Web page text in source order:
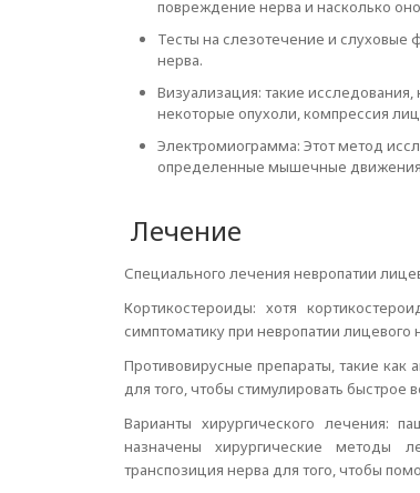
повреждение нерва и насколько
Тесты на слезотечение и слуховые
нерва.
Визуализация: такие исследования,
некоторые опухоли, компрессия
Электромиограмма: Этот метод
определенные мышечные движения
Лечение
Специального лечения невропатии
Кортикостероиды: хотя
симптоматику при невропатии лицевого
Противовирусные препараты, такие как
для того, чтобы стимулировать быстрое
Варианты хирургического лечения:
назначены хирургические
транспозиция нерва для того, чтобы